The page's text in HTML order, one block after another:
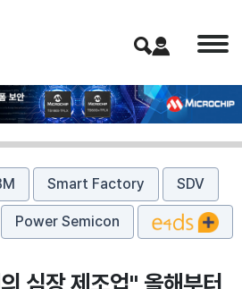
Smart Factory SDV
Power Semicon
심장 제조업" 올해부터